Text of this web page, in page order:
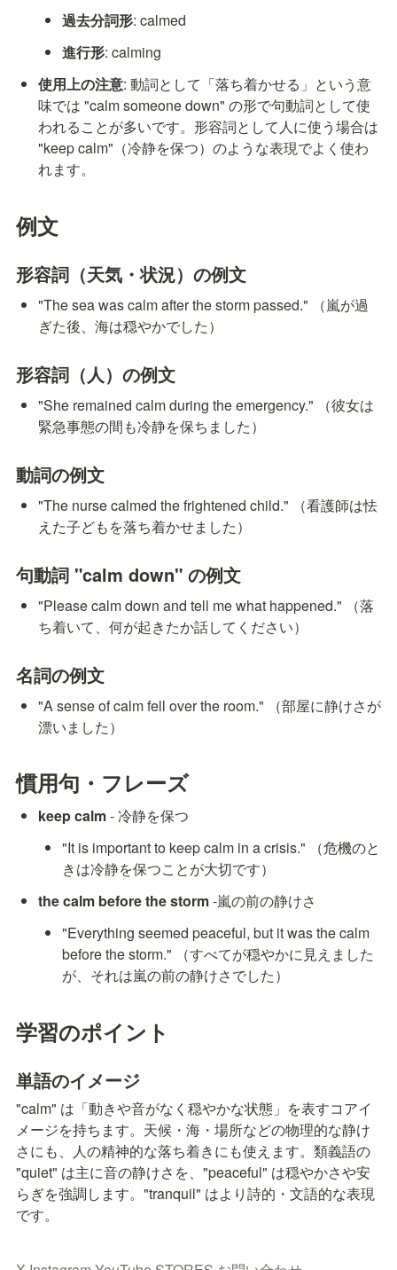
過去分詞形: calmed
進行形: calming
使用上の注意: 動詞として「落ち着かせる」という意
味では "calm someone down" の形で句動詞として使
われることが多いです。形容詞として人に使う場合は
"keep calm"（冷静を保つ）のような表現でよく使わ
れます。
例文
形容詞（天気・状況）の例文
"The sea was calm after the storm passed." （嵐が過
ぎた後、海は穏やかでした）
形容詞（人）の例文
"She remained calm during the emergency." （彼女は
緊急事態の間も冷静を保ちました）
動詞の例文
"The nurse calmed the frightened child." （看護師は怯
えた子どもを落ち着かせました）
句動詞 "calm down" の例文
"Please calm down and tell me what happened." （落
ち着いて、何が起きたか話してください）
名詞の例文
"A sense of calm fell over the room." （部屋に静けさが
漂いました）
慣用句・フレーズ
keep calm - 冷静を保つ
"It is important to keep calm in a crisis." （危機のと
きは冷静を保つことが大切です）
the calm before the storm -嵐の前の静けさ
"Everything seemed peaceful, but it was the calm
before the storm." （すべてが穏やかに見えました
が、それは嵐の前の静けさでした）
学習のポイント
単語のイメージ
"calm" は「動きや音がなく穏やかな状態」を表すコアイ
メージを持ちます。天候・海・場所などの物理的な静け
さにも、人の精神的な落ち着きにも使えます。類義語の
"quiet" は主に音の静けさを、"peaceful" は穏やかさや安
らぎを強調します。"tranquil" はより詩的・文語的な表現
です。